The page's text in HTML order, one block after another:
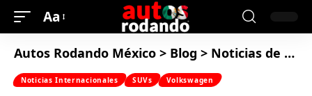
Aa
Autos Rodando México > Blog > Noticias de Autos
Noticias Internacionales SUVs Volkswagen